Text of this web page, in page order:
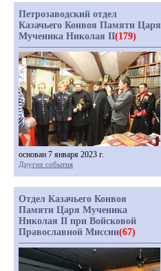
Петрозаводский отдел
Казачьего Конвоя Памяти Царя
Мученика Николая II(179)
основан 7 января 2023 г.
Другие события
Отдел Казачьего Конвоя
Памяти Царя Мученика
Николая II при Войсковой
Православной Миссии(67)